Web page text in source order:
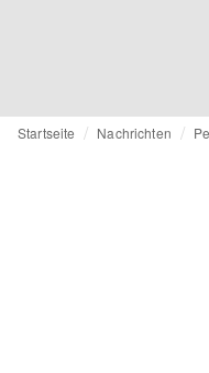
Startseite Nachrichten